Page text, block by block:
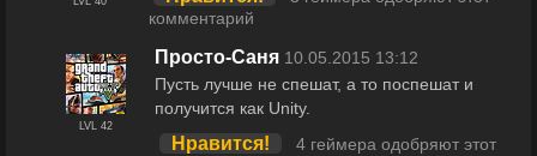
комментарий
LVL 42
Просто-Саня 10.05.2015 13:12
Пусть лучше не спешат, а то поспешат и
получится как Unity.
Нравится!
4 геймера одобряют этот